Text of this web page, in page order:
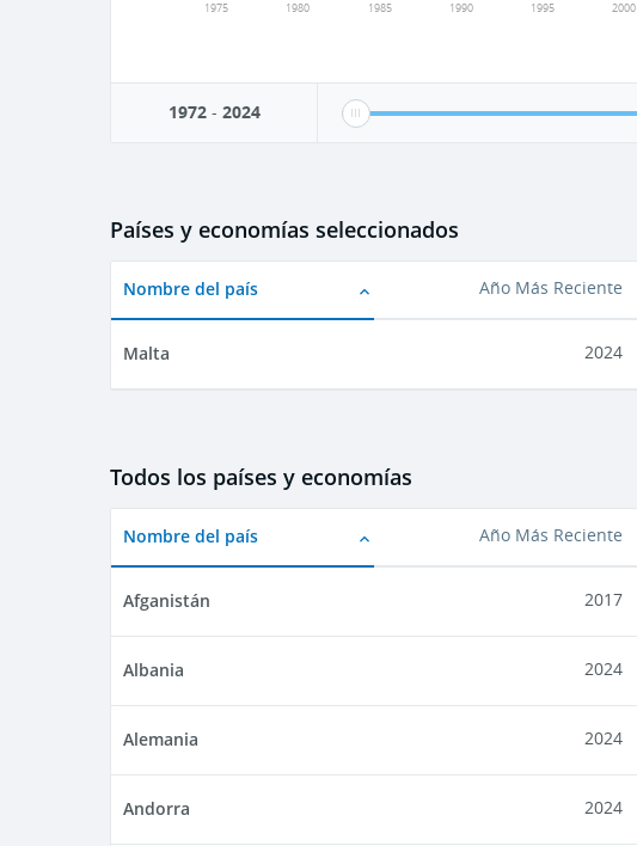
1975 1980 1985 1990 1995 2000
1972- 2024
Países y economías seleccionados
Nombre del país Año Más Reciente
Malta 2024
Todos los países y economías
Nombre del país Año Más Reciente
Afganistán 2017
Albania 2024
Alemania 2024
Andorra 2024